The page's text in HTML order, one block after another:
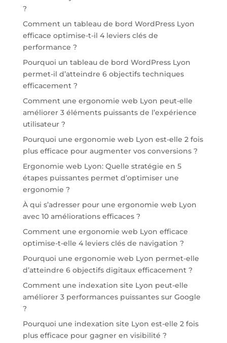
?
Comment un tableau de bord WordPress Lyon
efficace optimise-t-il 4 leviers clés de
performance ?
Pourquoi un tableau de bord WordPress Lyon
permet-il d’atteindre 6 objectifs techniques
efficacement ?
Comment une ergonomie web Lyon peut-elle
améliorer 3 éléments puissants de l’expérience
utilisateur ?
Pourquoi une ergonomie web Lyon est-elle 2 fois
plus efficace pour augmenter vos conversions ?
Ergonomie web Lyon: Quelle stratégie en 5
étapes puissantes permet d’optimiser une
ergonomie ?
À qui s’adresser pour une ergonomie web Lyon
avec 10 améliorations efficaces ?
Comment une ergonomie web Lyon efficace
optimise-t-elle 4 leviers clés de navigation ?
Pourquoi une ergonomie web Lyon permet-elle
d’atteindre 6 objectifs digitaux efficacement ?
Comment une indexation site Lyon peut-elle
améliorer 3 performances puissantes sur Google
?
Pourquoi une indexation site Lyon est-elle 2 fois
plus efficace pour gagner en visibilité ?